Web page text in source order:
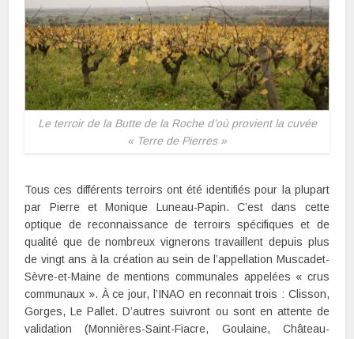
Le terroir de la Butte de la Roche d’où provient la cuvée
« Terre de Pierres »
Tous ces différents terroirs ont été identifiés pour la plupart
par Pierre et Monique Luneau-Papin. C’est dans cette
optique de reconnaissance de terroirs spécifiques et de
qualité que de nombreux vignerons travaillent depuis plus
de vingt ans à la création au sein de l’appellation Muscadet-
Sèvre-et-Maine de mentions communales appelées « crus
communaux ». À ce jour, l’INAO en reconnait trois : Clisson,
Gorges, Le Pallet. D’autres suivront ou sont en attente de
validation (Monnières-Saint-Fiacre, Goulaine, Château-